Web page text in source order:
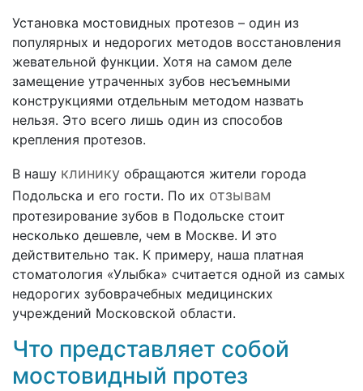
Установка мостовидных протезов – один из
популярных и недорогих методов восстановления
жевательной функции. Хотя на самом деле
замещение утраченных зубов несъемными
конструкциями отдельным методом назвать
нельзя. Это всего лишь один из способов
крепления протезов.
В нашу клинику обращаются жители города
Подольска и его гости. По их отзывам
протезирование зубов в Подольске стоит
несколько дешевле, чем в Москве. И это
действительно так. К примеру, наша платная
стоматология «Улыбка» считается одной из самых
недорогих зубоврачебных медицинских
учреждений Московской области.
Что представляет собой
мостовидный протез